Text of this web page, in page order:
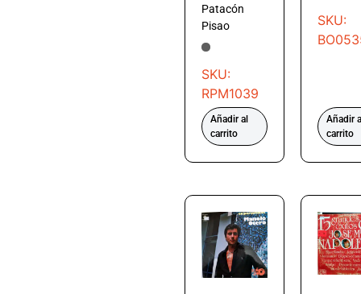
Patacón
Pisao
SKU:
RPM1039
Añadir al
carrito
SKU:
Añadir
carrito